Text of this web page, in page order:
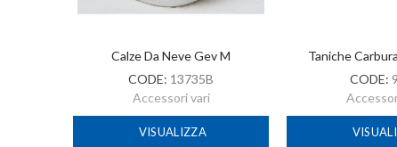
Calze Da Neve Gev M
CODE: 13735B
Accessori vari
VISUALIZZA
Taniche
CODE: